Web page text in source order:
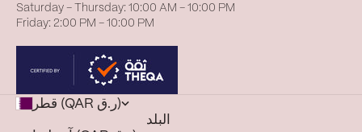
Saturday – Thursday: 10:00 AM – 10:00 PM
Friday: 2:00 PM – 10:00 PM
قطر (QAR ر.ق)
البلد